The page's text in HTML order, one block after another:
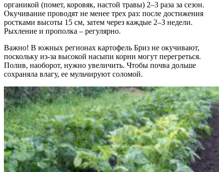
органикой (помет, коровяк, настой травы) 2–3 раза за сезон.
Окучивание проводят не менее трех раз: после достижения
ростками высоты 15 см, затем через каждые 2–3 недели.
Рыхление и прополка – регулярно.
Важно! В южных регионах картофель Бриз не окучивают,
поскольку из-за высокой насыпи корни могут перегреться.
Полив, наоборот, нужно увеличить. Чтобы почва дольше
сохраняла влагу, ее мульчируют соломой.